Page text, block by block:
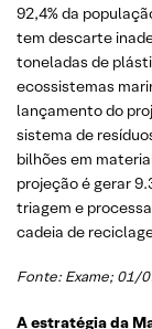
92,4% da
tem descarte
toneladas de
ecossistemas
lançamento do
sistema de
bilhões em
projeção é gerar
triagem e
cadeia de
Fonte: Exame; 01/
A estratégia da